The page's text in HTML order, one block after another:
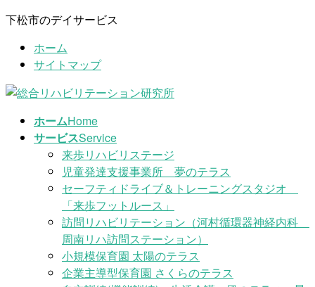
コ
ツ
ナ
シ
下松市のデイサービス
ホーム
サイトマップ
ホームHome
サービスService
来歩リハビリステージ
児童発達支援事業所 夢のテラス
セーフティドライブ＆トレーニングスタジオ
「来歩フットルース」
訪問リハビリテーション（河村循環器神経内科
周南リハ訪問ステーション）
小規模保育園 太陽のテラス
企業主導型保育園 さくらのテラス